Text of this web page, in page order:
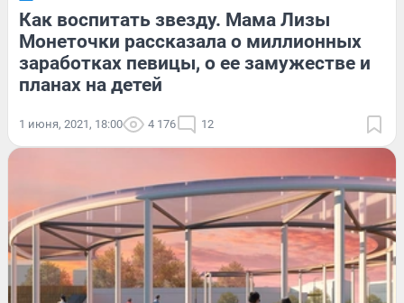
Как воспитать звезду. Мама Лизы
Монеточки рассказала о миллионных
заработках певицы, о ее замужестве и
планах на детей
1 июня, 2021, 18:00 4 176 12